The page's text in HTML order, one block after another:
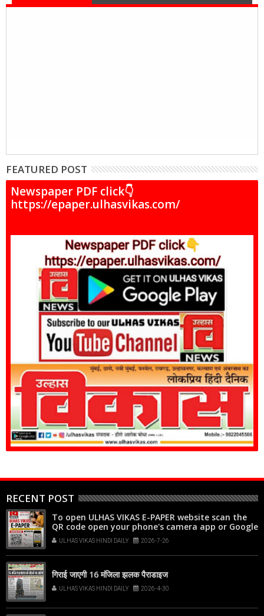
FEATURED POST
Newspaper PDF click👇
https://epaper.ulhasvikas.com/
RECENT POST
To open ULHAS VIKAS E-PAPER website scan the
QR code open your phone's camera app or Google
Lens, point it at the code, and tap the web link
popup that appears on your screen
ULHAS VIKAS HINDI DAILY 2026-7-26
गिराई जाएगी 16 मंजिला झलक पैराडाइज
ULHAS VIKAS HINDI DAILY 2026-4-30